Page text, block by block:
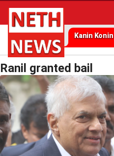
Kanin Konin
Ranil granted bail